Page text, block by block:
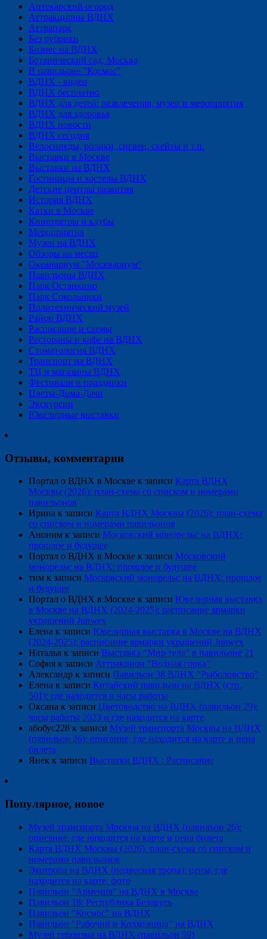
Аптекарский огород
Аттракционы ВДНХ
Аттрапарк
Без рубрики
Бизнес на ВДНХ
Ботанический сад, Москва
В павильоне "Космос"
ВДНХ - видео
ВДНХ бесплатно
ВДНХ для детей: развлечения, музеи и мероприятия
ВДНХ для здоровья
ВДНХ новости
ВДНХ сегодня
Велосипеды, ролики, сигвеи, скейты и т.п.
Выставки в Москве
Выставки на ВДНХ
Гостиницы и хостелы ВДНХ
Детские центры развития
История ВДНХ
Катки в Москве
Кинотеатры и клубы
Мероприятия
Музеи на ВДНХ
Обзоры на месяц
Океанариум "Москвариум"
Павильоны ВДНХ
Парк Останкино
Парк Сокольники
Политехнический музей
Район ВДНХ
Расписание и схемы
Рестораны и кафе на ВДНХ
Стоматология ВДНХ
Транспорт на ВДНХ
ТЦ и магазины ВДНХ
Фестивали и праздники
Цветы-Дома-Дачи
Экскурсии
Ювелирные выставки
Отзывы, комментарии
Портал о ВДНХ в Москве к записи Карта ВДНХ
Москвы (2026): план-схема со списком и номерами
павильонов
Ирина к записи Карта ВДНХ Москвы (2026): план-схема
со списком и номерами павильонов
Аноним к записи Московский монорельс на ВДНХ:
прошлое и будущее
Портал о ВДНХ в Москве к записи Московский
монорельс на ВДНХ: прошлое и будущее
тим к записи Московский монорельс на ВДНХ: прошлое
и будущее
Портал о ВДНХ в Москве к записи Ювелирная выставка
в Москве на ВДНХ (2024-2025): расписание ярмарки
украшений Junwex
Елена к записи Ювелирная выставка в Москве на ВДНХ
(2024-2025): расписание ярмарки украшений Junwex
Наталья к записи Выставка "Мир тела" в павильоне 21
София к записи Аттракцион "Водная горка"
Александр к записи Павильон 38 ВДНХ "Рыболовство"
Елена к записи Китайский павильон на ВДНХ (стр.
501): где находится и часы работы
Оксана к записи Цветоводство на ВДНХ (павильон 29):
часы работы 2023 и где находится на карте
абобус228 к записи Музей транспорта Москвы на ВДНХ
(павильон 26): описание, где находится на карте и цена
билета
Янек к записи Выставки ВДНХ : Расписание
Популярное, новое
Музей транспорта Москвы на ВДНХ (павильон 26):
описание, где находится на карте и цена билета
Карта ВДНХ Москвы (2026): план-схема со списком и
номерами павильонов
Экотропа на ВДНХ (подвесная тропа): цены, где
находится на карте, фото
Павильон "Армения" на ВДНХ в Москве
Павильон 18: Республика Беларусь
Павильон "Космос" на ВДНХ
Павильон "Рабочий и Колхозница" на ВДНХ
Музей героизма на ВДНХ (павильон 59)